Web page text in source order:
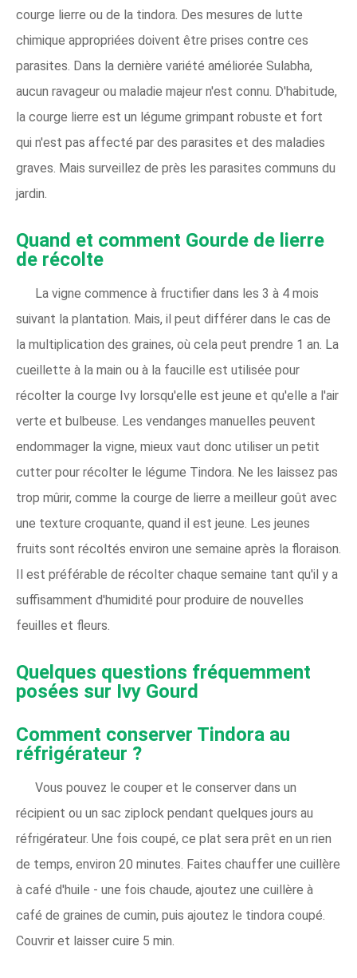
courge lierre ou de la tindora. Des mesures de lutte
chimique appropriées doivent être prises contre ces
parasites. Dans la dernière variété améliorée Sulabha,
aucun ravageur ou maladie majeur n'est connu. D'habitude,
la courge lierre est un légume grimpant robuste et fort
qui n'est pas affecté par des parasites et des maladies
graves. Mais surveillez de près les parasites communs du
jardin.
Quand et comment Gourde de lierre
de récolte
La vigne commence à fructifier dans les 3 à 4 mois
suivant la plantation. Mais, il peut différer dans le cas de
la multiplication des graines, où cela peut prendre 1 an. La
cueillette à la main ou à la faucille est utilisée pour
récolter la courge Ivy lorsqu'elle est jeune et qu'elle a l'air
verte et bulbeuse. Les vendanges manuelles peuvent
endommager la vigne, mieux vaut donc utiliser un petit
cutter pour récolter le légume Tindora. Ne les laissez pas
trop mûrir, comme la courge de lierre a meilleur goût avec
une texture croquante, quand il est jeune. Les jeunes
fruits sont récoltés environ une semaine après la floraison.
Il est préférable de récolter chaque semaine tant qu'il y a
suffisamment d'humidité pour produire de nouvelles
feuilles et fleurs.
Quelques questions fréquemment
posées sur Ivy Gourd
Comment conserver Tindora au
réfrigérateur ?
Vous pouvez le couper et le conserver dans un
récipient ou un sac ziplock pendant quelques jours au
réfrigérateur. Une fois coupé, ce plat sera prêt en un rien
de temps, environ 20 minutes. Faites chauffer une cuillère
à café d'huile - une fois chaude, ajoutez une cuillère à
café de graines de cumin, puis ajoutez le tindora coupé.
Couvrir et laisser cuire 5 min.